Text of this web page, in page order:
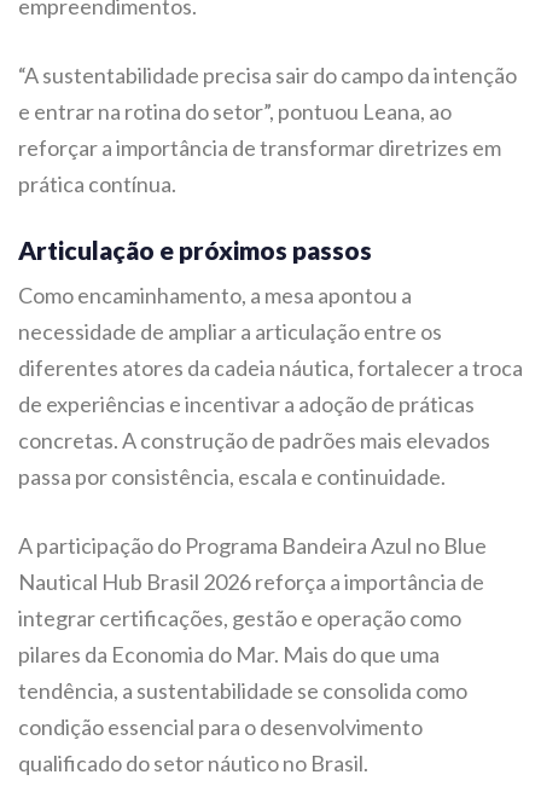
empreendimentos.
“A sustentabilidade precisa sair do campo da intenção
e entrar na rotina do setor”, pontuou Leana, ao
reforçar a importância de transformar diretrizes em
prática contínua.
Articulação e próximos passos
Como encaminhamento, a mesa apontou a
necessidade de ampliar a articulação entre os
diferentes atores da cadeia náutica, fortalecer a troca
de experiências e incentivar a adoção de práticas
concretas. A construção de padrões mais elevados
passa por consistência, escala e continuidade.
A participação do Programa Bandeira Azul no Blue
Nautical Hub Brasil 2026 reforça a importância de
integrar certificações, gestão e operação como
pilares da Economia do Mar. Mais do que uma
tendência, a sustentabilidade se consolida como
condição essencial para o desenvolvimento
qualificado do setor náutico no Brasil.